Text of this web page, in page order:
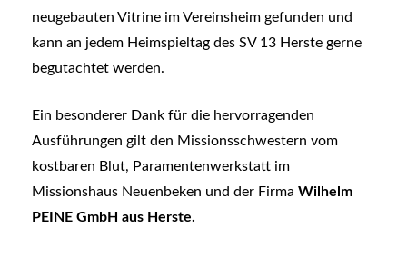
neugebauten Vitrine im Vereinsheim gefunden und
kann an jedem Heimspieltag des SV 13 Herste gerne
begutachtet werden.
Ein besonderer Dank für die hervorragenden
Ausführungen gilt den Missionsschwestern vom
kostbaren Blut, Paramentenwerkstatt im
Missionshaus Neuenbeken und der Firma Wilhelm
PEINE GmbH aus Herste.